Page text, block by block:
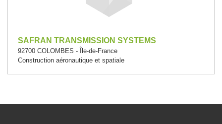
SAFRAN TRANSMISSION SYSTEMS
92700 COLOMBES - Île-de-France
Construction aéronautique et spatiale